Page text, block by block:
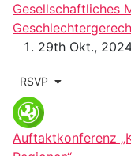
Gesellschaftliches
29th Okt.,
RSVP
Auftaktkonferenz